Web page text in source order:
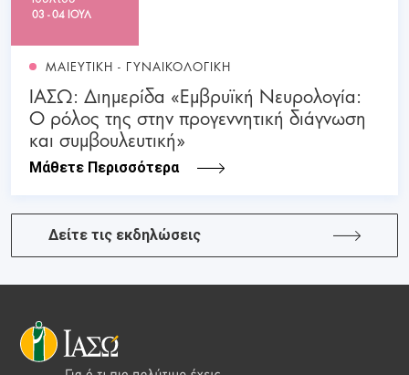
03 - 04 ΙΟΥΛ
ΜΑΙΕΥΤΙΚΗ - ΓΥΝΑΙΚΟΛΟΓΙΚΗ
ΙΑΣΩ: Διημερίδα «Εμβρυϊκή Νευρολογία:
Ο ρόλος της στην προγεννητική διάγνωση
και συμβουλευτική»
Μάθετε Περισσότερα
Δείτε τις εκδηλώσεις